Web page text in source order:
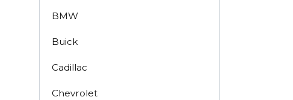
BMW
Buick
Cadillac
Chevrolet